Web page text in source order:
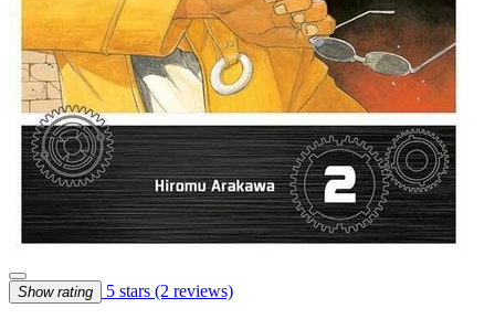
Show rating 5 stars (2 reviews)